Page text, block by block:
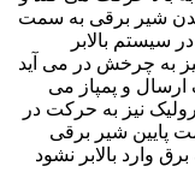
شیر برقی به سمت
سیستم بالابر
به چرخش در می آید
و پمپاز می
نیز به حرکت در
پایین شیر برقی
وارد بالابر نشود